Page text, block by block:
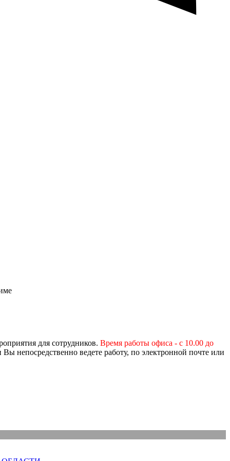
для сотрудников. Время работы офиса - с 10.00 до
непосредственно ведете работу, по электронной почте или